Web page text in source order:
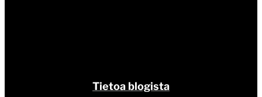
Tietoa blogista